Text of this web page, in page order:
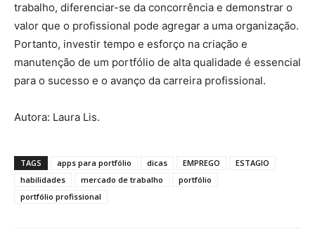
trabalho, diferenciar-se da concorrência e demonstrar o
valor que o profissional pode agregar a uma organização.
Portanto, investir tempo e esforço na criação e
manutenção de um portfólio de alta qualidade é essencial
para o sucesso e o avanço da carreira profissional.
Autora: Laura Lis.
TAGS apps para portfólio dicas EMPREGO
ESTAGIO
habilidades
mercado de trabalho
portfólio
portfólio profissional